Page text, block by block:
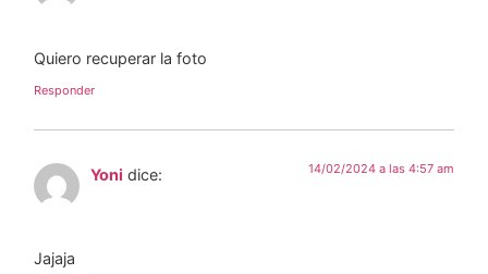
Quiero recuperar la foto
Responder
Yoni dice: 14/02/2024 a las 4:57 am
Jajaja